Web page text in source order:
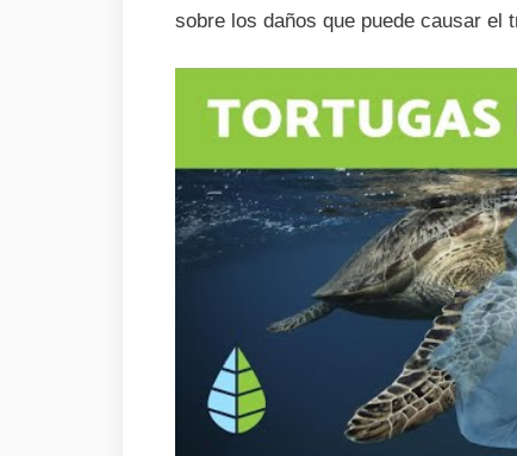
sobre los daños que puede causar el